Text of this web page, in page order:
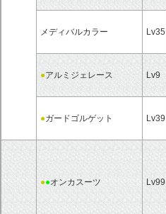
メディバルカラー Lv35
●アルミジェレース Lv9
●ガードゴルゲット Lv39
●●オンカスーツ Lv99